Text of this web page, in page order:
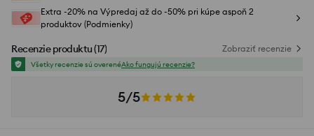
Extra -20% na Výpredaj až do -50% pri kúpe aspoň 2
produktov (Podmienky)
Recenzie produktu(17) Zobraziť recenzie
Všetky recenzie sú overenéAko fungujú recenzie?
5/5